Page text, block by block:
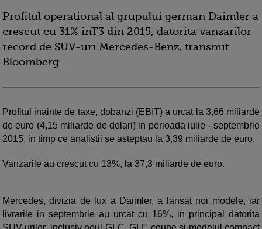
Profitul operational al grupului german Daimler a
crescut cu 31% inT3 din 2015, datorita vanzarilor
record de SUV-uri Mercedes-Benz, transmit
Bloomberg.
Profitul inainte de taxe, dobanzi (EBIT) a urcat la 3,66 miliarde
de euro (4,15 miliarde de dolari) in perioada iulie - septembrie
2015, in timp ce analistii se asteptau la 3,39 miliarde de euro.
Vanzarile au crescut cu 13%, la 37,3 miliarde de euro.
Mercedes, divizia de lux a Daimler, a lansat noi modele, iar
livrarile in septembrie au urcat cu 16%, in principal datorita